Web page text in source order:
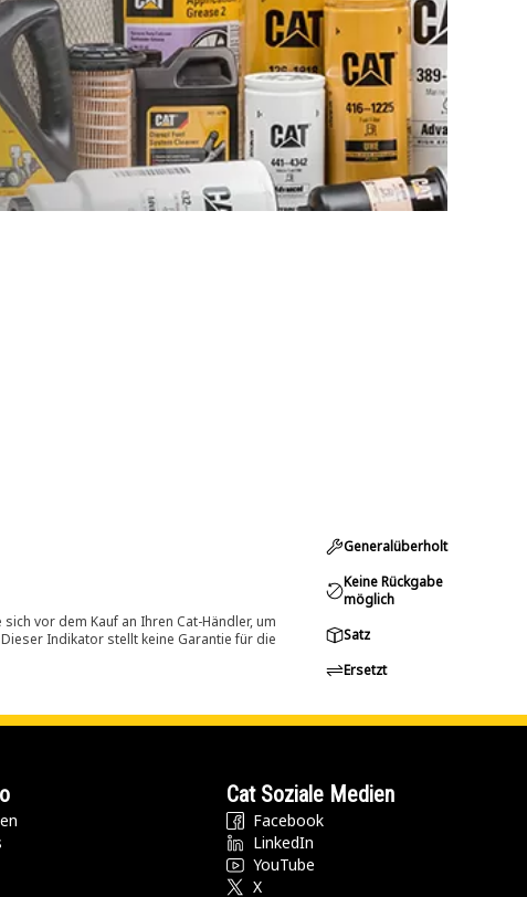
vor dem Kauf an Ihren Cat-Händler, um
Indikator stellt keine Garantie für die
Generalüberholt
Keine Rückgabe
möglich
Satz
Ersetzt
Cat Soziale Medien
Facebook
LinkedIn
YouTube
X